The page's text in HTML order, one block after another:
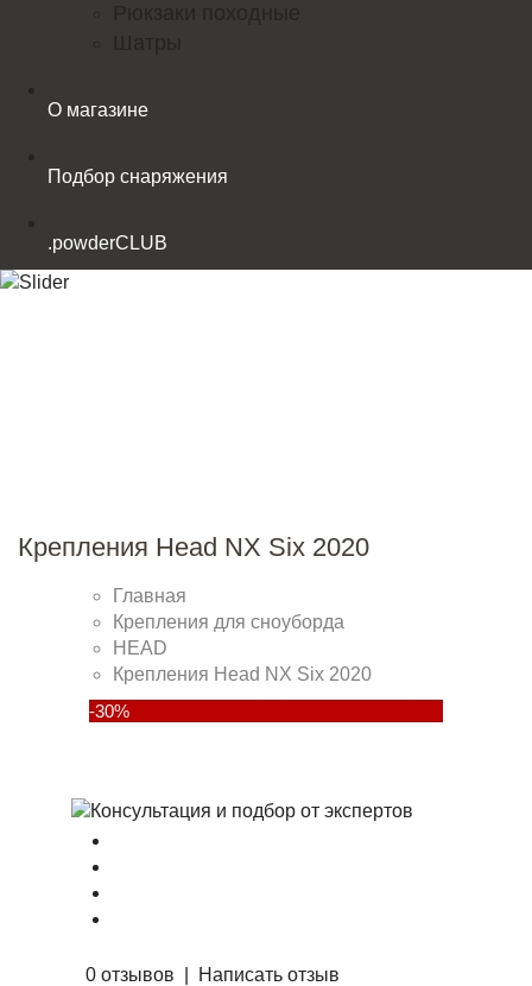
О магазине
Подбор снаряжения
.powderCLUB
Крепления Head NX Six 2020
Главная
Крепления для сноуборда
HEAD
Крепления Head NX Six 2020
-30%
0 отзывов
Написать отзыв